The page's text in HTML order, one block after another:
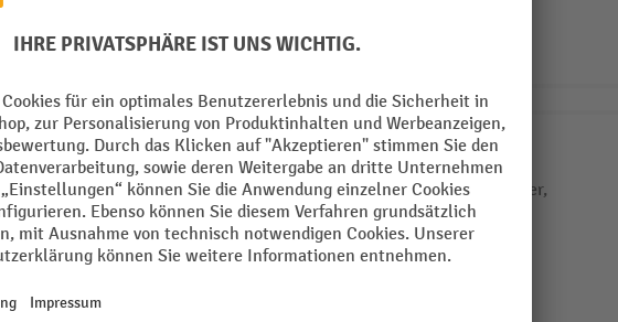
3 Varianten
hjh OFFICE Bürostuhl / Chefsessel PARMA 20
Trendiger Echtleder-Chefsessel mit quergesteppter,
weicher Polsterung
Markante Armlehnen in Chrom